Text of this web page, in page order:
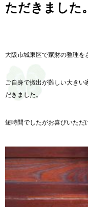
ただきました。
大阪市城東区で家財の整理を
ご自身で搬出が難しい大きい
だきました。
短時間でしたがお喜びいただ